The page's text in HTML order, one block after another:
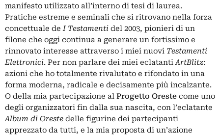
manifesto utilizzato all’interno di tesi di laurea.
Pratiche estreme e seminali che si ritrovano nella forza
concettuale deI Testamenti del 2003, pionieri di un
filone che oggi continua a generare un fortissimo e
rinnovato interesse attraverso i miei nuovi Testamenti
Elettronici. Per non parlare dei miei eclatantiArtBlitz:
azioni che ho totalmente rivalutato e rifondato in una
forma moderna, radicale e decisamente più incalzante.
O della mia partecipazione al Progetto Oreste come uno
degli organizzatori fin dalla sua nascita, con l’eclatante
Album di Oreste delle figurine dei partecipanti
apprezzato da tutti, e la mia proposta di un’azione